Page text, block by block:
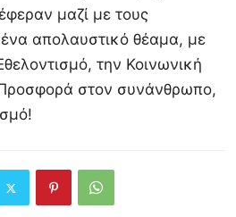
μαζί με τους
απολαυστικό θέαμα, με
την Κοινωνική
στον συνάνθρωπο,